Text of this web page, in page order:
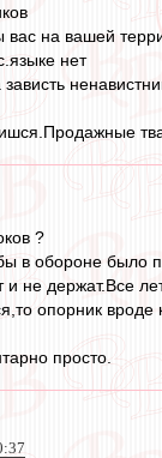
на вашей
нет
?
в обороне было
не держат.Все
опорник вроде
просто.